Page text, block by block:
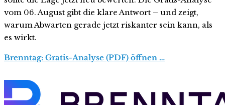
vom 06. August gibt die klare Antwort – und zeigt,
warum Abwarten gerade jetzt riskanter sein kann, als
es wirkt.
Brenntag: Gratis-Analyse (PDF) öffnen …